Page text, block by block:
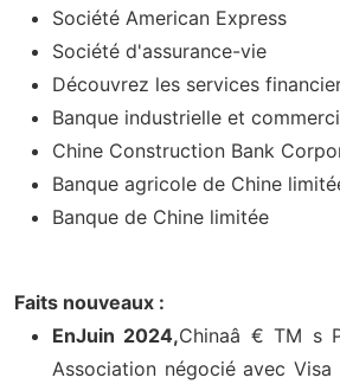
Société American Express
Société d'assurance-vie
Découvrez les services
Banque industrielle et
Chine Construction Bank
Banque agricole de Chine
Banque de Chine limitée
Faits nouveaux :
EnJuin 2024,Chinaâ € TM s
Association négocié avec